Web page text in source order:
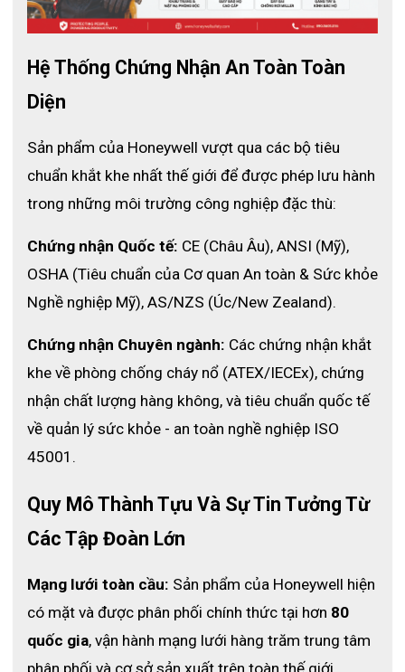
- Thương hiệu : Honeywell
- Chất liệu lớp phủ : latex
- Kỹ thuật đan : gause 13
- Màu sắc : xanh/trắng
- Size : 7S, 8M, 9L, 10XL, 11XXL
TIÊU CHUẨN
CÔNG DỤNG
Găng tay bảo hộ chịu nhiệt 125của thương hiệu Honeywell
được ứng dụng trong nhiều ngành khác nhau như cơ khí, xây
dựng, nông nghiệp, chế biến lâm sản, chế tạo máy móc,....để
cơ gây hại....
Hệ Thống Chứng Nhận An Toàn Toàn
Diện
Sản phẩm của Honeywell vượt qua các bộ tiêu
chuẩn khắt khe nhất thế giới để được phép lưu hành
trong những môi trường công nghiệp đặc thù:
Chứng nhận Quốc tế: CE (Châu Âu), ANSI (Mỹ),
OSHA (Tiêu chuẩn của Cơ quan An toàn & Sức khỏe
Nghề nghiệp Mỹ), AS/NZS (Úc/New Zealand).
Chứng nhận Chuyên ngành: Các chứng nhận khắt
khe về phòng chống cháy nổ (ATEX/IECEx), chứng
nhận chất lượng hàng không, và tiêu chuẩn quốc tế
về quản lý sức khỏe - an toàn nghề nghiệp ISO
45001.
Quy Mô Thành Tựu Và Sự Tin Tưởng Từ
Các Tập Đoàn Lớn
Mạng lưới toàn cầu: Sản phẩm của Honeywell hiện
có mặt và được phân phối chính thức tại hơn 80
quốc gia, vận hành mạng lưới hàng trăm trung tâm